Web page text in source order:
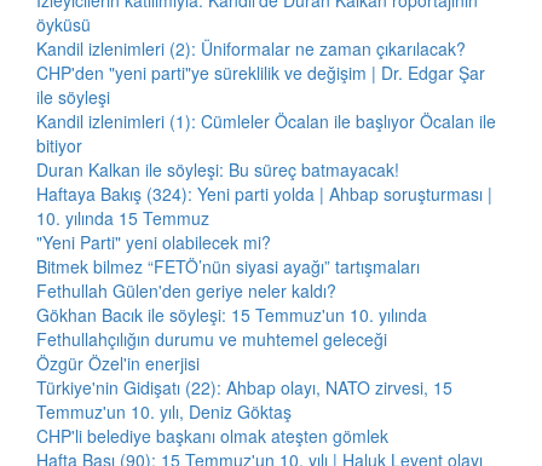
öyküsü
Kandil izlenimleri (2): Üniformalar ne zaman çıkarılacak?
CHP'den "yeni parti"ye süreklilik ve değişim | Dr. Edgar Şar
ile söyleşi
Kandil izlenimleri (1): Cümleler Öcalan ile başlıyor Öcalan ile
bitiyor
Duran Kalkan ile söyleşi: Bu süreç batmayacak!
Haftaya Bakış (324): Yeni parti yolda | Ahbap soruşturması |
10. yılında 15 Temmuz
"Yeni Parti" yeni olabilecek mi?
Bitmek bilmez “FETÖ’nün siyasi ayağı” tartışmaları
Fethullah Gülen'den geriye neler kaldı?
Gökhan Bacık ile söyleşi: 15 Temmuz'un 10. yılında
Fethullahçılığın durumu ve muhtemel geleceği
Özgür Özel'in enerjisi
Türkiye'nin Gidişatı (22): Ahbap olayı, NATO zirvesi, 15
Temmuz'un 10. yılı, Deniz Göktaş
CHP'li belediye başkanı olmak ateşten gömlek
Hafta Başı (90): 15 Temmuz'un 10. yılı | Haluk Levent olayı